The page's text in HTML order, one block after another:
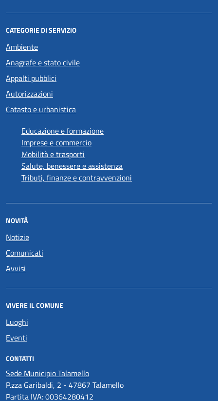
CATEGORIE DI SERVIZIO
Ambiente
Anagrafe e stato civile
Appalti pubblici
Autorizzazioni
Catasto e urbanistica
Educazione e formazione
Imprese e commercio
Mobilità e trasporti
Salute, benessere e assistenza
Tributi, finanze e contravvenzioni
NOVITÀ
Notizie
Comunicati
Avvisi
VIVERE IL COMUNE
Luoghi
Eventi
CONTATTI
Sede Municipio Talamello
P.zza Garibaldi, 2 - 47867 Talamello
Partita IVA: 00364280412